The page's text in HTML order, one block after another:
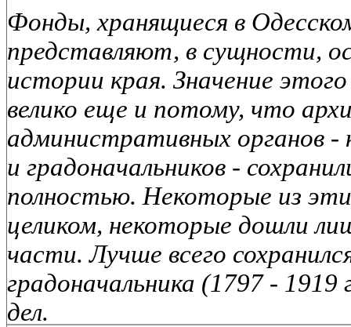
Фонды, хранящиеся в
представляют, в сущности,
истории края. Значение
велико еще и потому, что
административных органов -
и градоначальников -
полностью. Некоторые из
целиком, некоторые дошли
части. Лучше всего
градоначальника (1797 -
дел.